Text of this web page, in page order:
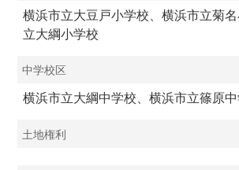
横浜市立大豆戸小学校、横浜市立菊
立大綱小学校
中学校区
横浜市立大綱中学校、横浜市立篠原
土地権利